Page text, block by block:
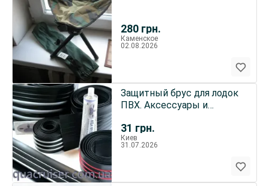
280 грн.
Каменское
02.08.2026
31 грн.
Защитный брус для лодок
ПВХ. Аксессуары и
лодки
Киев
31.07.2026